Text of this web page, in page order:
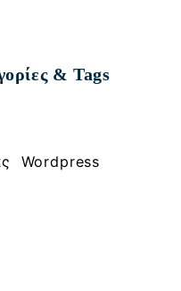
& Tags
Wordpress